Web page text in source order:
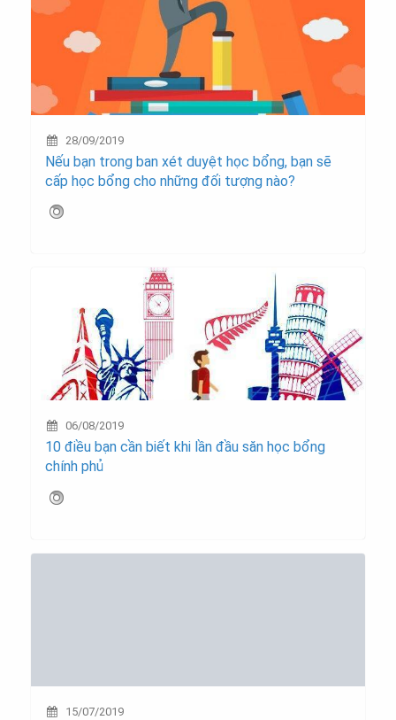
28/09/2019
Nếu bạn trong ban xét duyệt học bổng, bạn sẽ
cấp học bổng cho những đối tượng nào?
06/08/2019
10 điều bạn cần biết khi lần đầu săn học bổng
chính phủ
15/07/2019